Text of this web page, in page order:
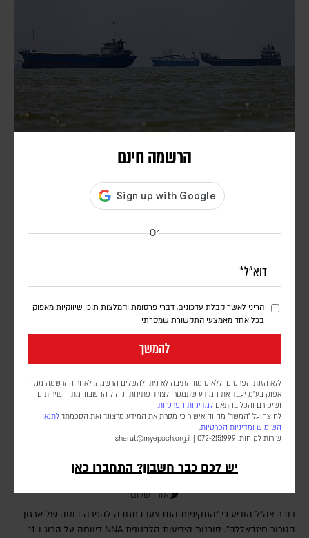
הרשמה חינם
Or
הריני לאשר קבלת עדכונים, דברי פרסומת והמלצות תוכן שיווקיות מאפוק
בכל אחד מאמצעי התקשורת שמסרתי
להמשך
ללא הזנת הפרטים וללא סימון התיבה לא ניתן להשלים הרשמה. לאחר ההרשמה מגזין
אפוק בע״מ יעבד את המידע שתמסרו לצורך פתיחת וניהול החשבון, מתן השירותים
ושיפורם והכל בהתאם למדיניות הפרטיות.
לחיצה על "המשך" מהווה אישור כי מסרת את המידע מרצונך ואת הסכמתך לתנאי
השימוש ומדיניות הפרטיות.
שירות לקוחות: 072-2151999 |
sherut@myepoch.org.il
יש לכם כבר חשבון? התחברו כאן
איראן: ההבנות עם עומאן על נתיב שיט חדש קרובות
לסיכום – אך לא בטוח שהמצר ייפתח
דורון פסקין
והיציאה למצר, הקמת מרכז תיאום משותף לאיראן ולעומאן וקבלת מידע
אורן שלום
דובר צה"ל הודיע כי "התקיפות התבצעו בתגובה להפרה בוטה של ארגון
הטרור חיזבאללה". סוכנות הידיעות הלבנונית NNA דיווחה על הרוג ו-11